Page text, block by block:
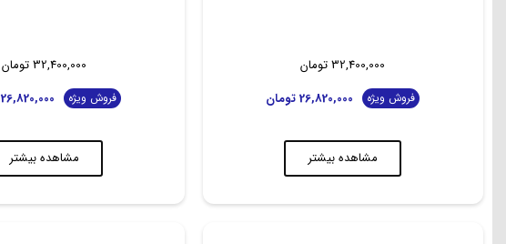
32,400,000 تومان
فروش ویژه 26,820,000 تومان
مشاهده بیشتر
32,400,000 تومان
فروش ویژه 26,820,000
مشاهده بیشتر